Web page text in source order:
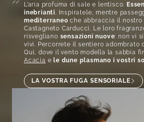
L’aria profuma di sale e lentisco.
inebrianti. Inspiratele, mentre
mediterraneo che abbraccia il nostro
Castagneto Carducci. Le loro
risvegliano sensazioni nuove: non vi
vivi. Percorrete il sentiero adombrato
Qui, dove il vento modella la sabbia
Acacia ele dune plasmano i vostri
LA VOSTRA FUGA SENSORIALE